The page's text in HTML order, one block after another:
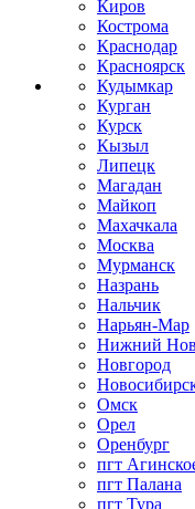
Киров
Кострома
Краснодар
Красноярск
Кудымкар
Курган
Курск
Кызыл
Липецк
Магадан
Майкоп
Махачкала
Москва
Мурманск
Назрань
Нальчик
Нарьян-Мар
Нижний
Новгород
Омск
Орел
Оренбург
пгт
пгт Палана
пгт Тура